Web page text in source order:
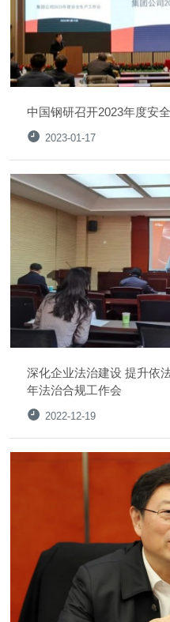
中国钢研召开2023年度安
2023-01-17
深化企业法治建设 提升依
年法治合规工作会
2022-12-19